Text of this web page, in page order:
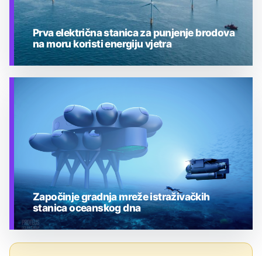
Prva električna stanica za punjenje brodova
na moru koristi energiju vjetra
Započinje gradnja mreže istraživačkih
stanica oceanskog dna